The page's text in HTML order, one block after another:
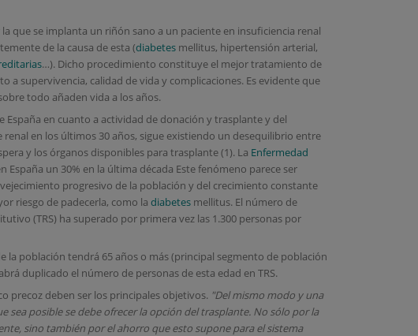
que se implanta un riñón sano a un paciente en insuficiencia renal
de la causa de esta (diabetes mellitus, hipertensión arterial,
…). Dicho procedimiento constituye el mejor tratamiento de
a supervivencia, calidad de vida y complicaciones. Es evidente que
todo añaden vida a los años.
España en cuanto a actividad de donación y trasplante y del
en los últimos 30 años, sigue existiendo un desequilibrio entre
y los órganos disponibles para trasplante (1). La Enfermedad
España un 30% en la última década Este fenómeno parece ser
progresivo de la población y del crecimiento constante
riesgo de padecerla, como la diabetes mellitus. El número de
(TRS) ha superado por primera vez las 1.300 personas por
la población tendrá 65 años o más (principal segmento de población
duplicado el número de personas de esta edad en TRS.
precoz deben ser los principales objetivos. "Del mismo modo y una
sea posible se debe ofrecer la opción del trasplante. No sólo por la
sino también por el ahorro que esto supone para el sistema